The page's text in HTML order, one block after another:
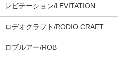
レビテーション/LEVITATION
ロデオクラフト/RODIO CRAFT
ロブルアー/ROB